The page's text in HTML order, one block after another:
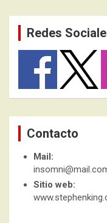
Redes
Contacto
Mail:
Sitio web: